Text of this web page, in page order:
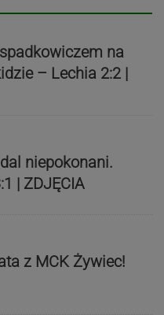
na
– Lechia 2:2 |
niepokonani.
| ZDJĘCIA
z MCK Żywiec!